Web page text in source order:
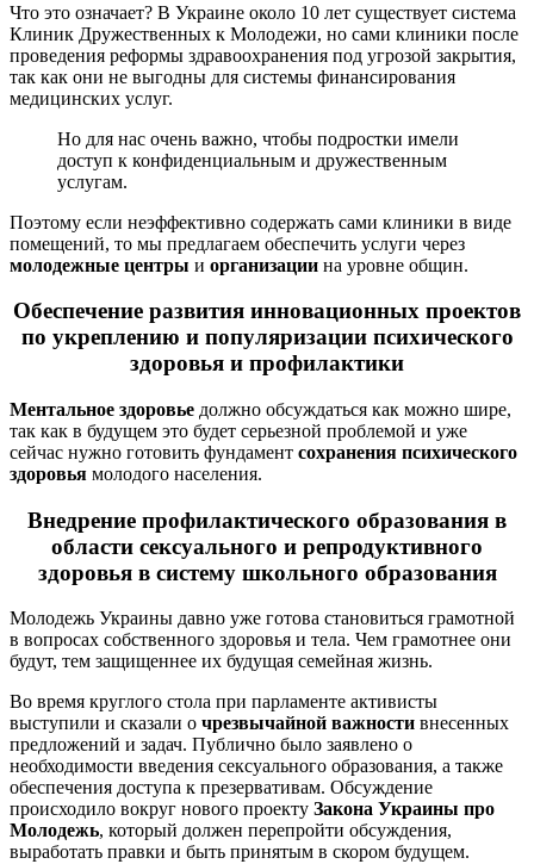
Что это означает? В Украине около 10 лет существует система
Клиник Дружественных к Молодежи, но сами клиники после
проведения реформы здравоохранения под угрозой закрытия,
так как они не выгодны для системы финансирования
медицинских услуг.
Но для нас очень важно, чтобы подростки имели
доступ к конфиденциальным и дружественным
услугам.
Поэтому если неэффективно содержать сами клиники в виде
помещений, то мы предлагаем обеспечить услуги через
молодежные центры и организации на уровне общин.
Обеспечение развития инновационных проектов
по укреплению и популяризации психического
здоровья и профилактики
Ментальное здоровье должно обсуждаться как можно шире,
так как в будущем это будет серьезной проблемой и уже
сейчас нужно готовить фундамент сохранения психического
здоровья молодого населения.
Внедрение профилактического образования в
области сексуального и репродуктивного
здоровья в систему школьного образования
Молодежь Украины давно уже готова становиться грамотной
в вопросах собственного здоровья и тела. Чем грамотнее они
будут, тем защищеннее их будущая семейная жизнь.
Во время круглого стола при парламенте активисты
выступили и сказали о чрезвычайной важности внесенных
предложений и задач. Публично было заявлено о
необходимости введения сексуального образования, а также
обеспечения доступа к презервативам. Обсуждение
происходило вокруг нового проекту Закона Украины про
Молодежь, который должен перепройти обсуждения,
выработать правки и быть принятым в скором будущем.